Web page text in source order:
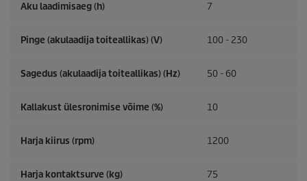
Aku laadimisaeg (h) 7
Pinge (akulaadija toiteallikas) (V) 100 - 230
Sagedus (akulaadija toiteallikas) (Hz) 50 - 60
Kallakust ülesronimise võime (%) 10
Harja kiirus (rpm) 1200
Harja kontaktsurve (kg) 75